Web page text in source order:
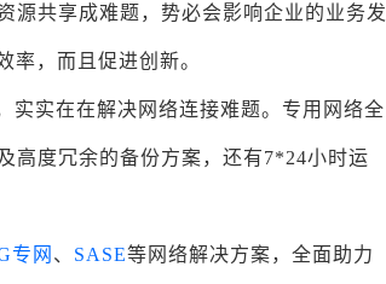
源共享成难题，势必会影响企业的业务发
率，而且促进创新。
实实在在解决网络连接难题。专用网络全
高度冗余的备份方案，还有7*24小时运
专网 、 SASE等网络解决方案，全面助力